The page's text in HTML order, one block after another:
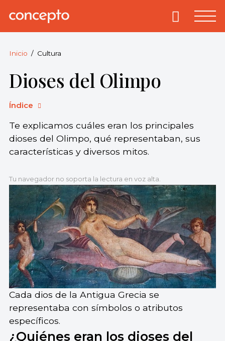
Concepto.
derechos
reservados.
Primary
Inicio Cultura
Dioses del Olimpo
Índice
Te explicamos cuáles eran los principales
dioses del Olimpo, qué representaban, sus
características y diversos mitos.
Tu navegador no soporta la lectura en voz alta.
Cada dios de la Antigua Grecia se
representaba con símbolos o atributos
específicos.
¿Quiénes eran los dioses del